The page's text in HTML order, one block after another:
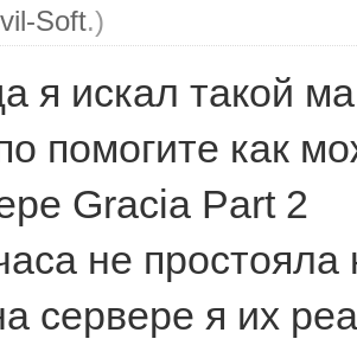
Soft.)
я искал такой
помогите как
Gracia Part 2
не простояла
сервере я их